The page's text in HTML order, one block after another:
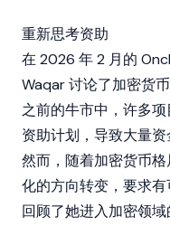
重新思考资助
在 2026 年 2 月的
Waqar 讨论了加密货币
之前的牛市中，许多
资助计划，导致大量资
然而，随着加密货币格
化的方向转变，要求
回顾了她进入加密领域